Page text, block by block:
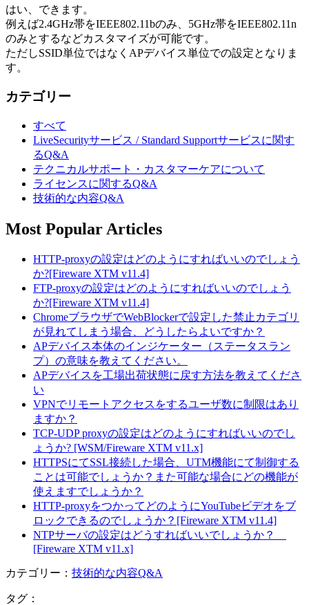
はい、できます。
例えば2.4GHz帯をIEEE802.11bのみ、5GHz帯をIEEE802.11n
のみとするなどカスタマイズが可能です。
ただしSSID単位ではなくAPデバイス単位での設定となりま
す。
カテゴリー
すべて
LiveSecurityサービス / Standard Supportサービスに関す
るQ&A
テクニカルサポート・カスタマーケアについて
ライセンスに関するQ&A
技術的な内容Q&A
Most Popular Articles
HTTP-proxyの設定はどのようにすればいいのでしょう
か?[Fireware XTM v11.4]
FTP-proxyの設定はどのようにすればいいのでしょう
か?[Fireware XTM v11.4]
ChromeブラウザでWebBlockerで設定した禁止カテゴリ
が見れてしまう場合、どうしたらよいですか？
APデバイス本体のインジケーター（ステータスラン
プ）の意味を教えてください。
APデバイスを工場出荷状態に戻す方法を教えてくださ
い
VPNでリモートアクセスをするユーザ数に制限はあり
ますか？
TCP-UDP proxyの設定はどのようにすればいいのでし
ょうか? [WSM/Fireware XTM v11.x]
HTTPSにてSSL接続した場合、UTM機能にて制御する
ことは可能でしょうか？また可能な場合にどの機能が
使えますでしょうか？
HTTP-proxyをつかってどのようにYouTubeビデオをブ
ロックできるのでしょうか？[Fireware XTM v11.4]
NTPサーバの設定はどうすればいいでしょうか？
[Fireware XTM v11.x]
カテゴリー： 技術的な内容Q&A
タグ：